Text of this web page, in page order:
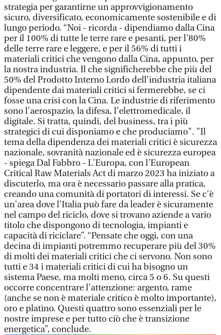
strategia per garantirne un approvvigionamento
sicuro, diversificato, economicamente sostenibile e di
lungo periodo. “Noi - ricorda - dipendiamo dalla Cina
per il 100% di tutte le terre rare e pesanti, per l'80%
delle terre rare e leggere, e per il 56% di tutti i
materiali critici che vengono dalla Cina, appunto, per
la nostra industria. Il che significherebbe che più del
50% del Prodotto Interno Lordo dell'industria italiana
dipendente dai materiali critici si fermerebbe, se ci
fosse una crisi con la Cina. Le industrie di riferimento
sono l'aerospazio, la difesa, l’elettromedicale, il
digitale. Si tratta, quindi, del business, tra i più
strategici di cui disponiamo e che produciamo". "Il
tema della dipendenza dei materiali critici è sicurezza
nazionale, sovranità nazionale ed è sicurezza europea
- spiega Dal Fabbro - L'Europa, con l’European
Critical Raw Materials Act di marzo 2023 ha iniziato a
discuterlo, ma ora è necessario passare alla pratica,
creando una comunità di portatori di interessi. Se c'è
un'area dove l'Italia può fare da leader è sicuramente
nel campo del riciclo, dove si trovano aziende a vario
titolo che dispongono di tecnologia, impianti e
capacità di riciclare”. “Pensate che oggi, con una
decina di impianti potremmo recuperare più del 30%
di molti dei materiali critici che ci servono. Non sono
tutti e 34 i materiali critici di cui ha bisogno un
sistema Paese, ma molti meno, circa 5 o 6. Su questi
occorre concentrare l'attenzione: argento, rame
(anche se non è materiale critico è molto importante),
oro e platino. Questi quattro sono essenziali per le
nostre imprese e per tutto ciò che è transizione
energetica”, conclude.